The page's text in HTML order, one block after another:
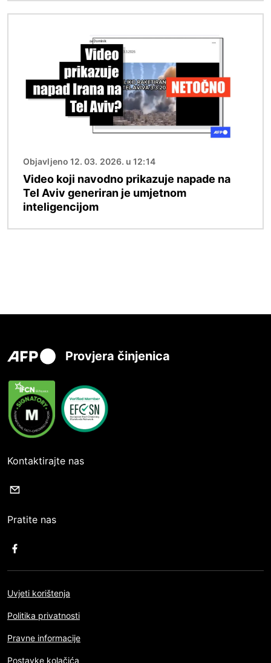
Objavljeno 12. 03. 2026. u 12:14
Video koji navodno prikazuje napade na
Tel Aviv generiran je umjetnom
inteligencijom
Provjera činjenica
Kontaktirajte nas
Pratite nas
Uvjeti korištenja
Politika privatnosti
Pravne informacije
Postavke kolačića